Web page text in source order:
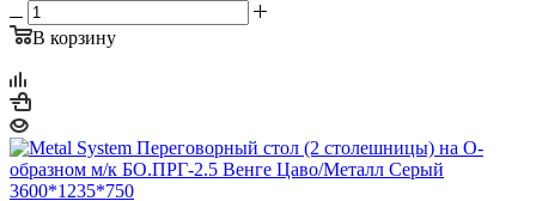
В корзину